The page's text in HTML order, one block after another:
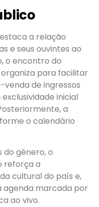
a relação
e seus ouvintes ao
o encontro do
para facilitar
de ingressos
inicial
a
o calendário
gênero, o
reforça a
cultural do país e,
agenda marcada por
ao vivo.